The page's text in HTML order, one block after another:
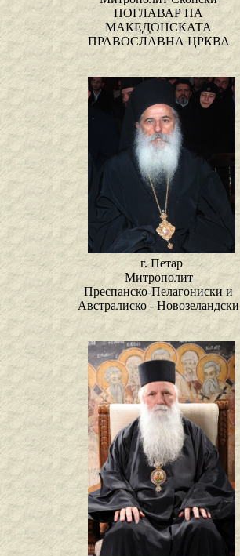
ПОГЛАВАР НА
МАКЕДОНСКАТА
ПРАВОСЛАВНА ЦРКВА
г. Петар
Митрополит
Преспанско-Пелагониски и
Австралиско - Новозеландски